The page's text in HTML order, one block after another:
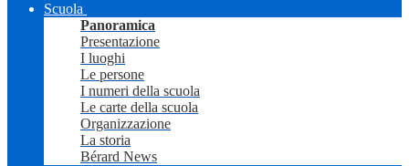
Scuola
Panoramica
Presentazione
I luoghi
Le persone
I numeri della scuola
Le carte della scuola
Organizzazione
La storia
Bérard News